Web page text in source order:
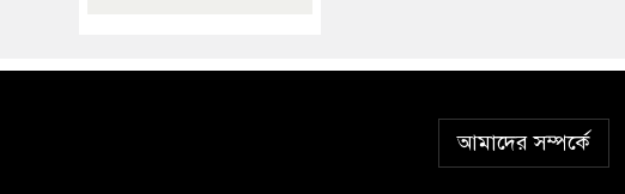
আমাদের সম্পর্কে